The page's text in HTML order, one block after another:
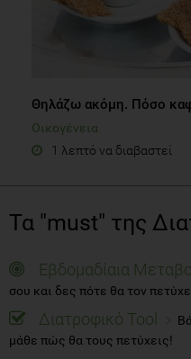
Θηλάζω ακόμη. Πόσο
Οικογένεια
1 λεπτό να διαβαστεί
Τα "must" της
Εβδομαδίαια
σου και δες πότε θα τον
Διατροφικό Tool
μάθε πώς θα τους πετύχεις!